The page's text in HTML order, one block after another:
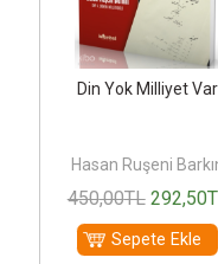
Din Yok Milliyet Var
Hasan Ruşeni
450,00TL 292,50
Sepete Ekle